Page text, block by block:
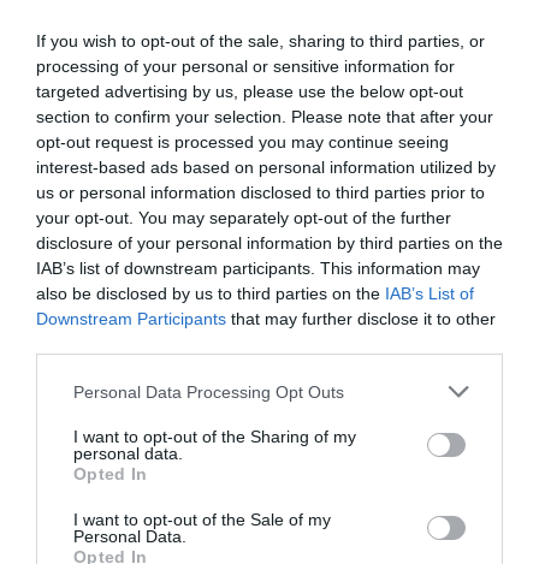
If you wish to opt-out of the sale, sharing to third parties, or
processing of your personal or sensitive information for
targeted advertising by us, please use the below opt-out
section to confirm your selection. Please note that after your
opt-out request is processed you may continue seeing
interest-based ads based on personal information utilized by
us or personal information disclosed to third parties prior to
your opt-out. You may separately opt-out of the further
disclosure of your personal information by third parties on the
IAB’s list of downstream participants. This information may
also be disclosed by us to third parties on the IAB’s List of
Downstream Participants that may further disclose it to other
Personal Data Processing Opt Outs
I want to opt-out of the Sharing of my
personal data.
Opted In
I want to opt-out of the Sale of my
Personal Data.
Opted In
με σπουδαίους
ερμηνευτές στο
Ηρώδειο
ΜΟΥΣΙΚΗ / ΜΟΥΣΙΚΑ ΝΕΑ
Ο Γιώργος και ο
Νίκος Στρατάκης
στην Κόνιτσα
ΦΕΣΤΙΒΑΛ / ΝΕΑ
Το 14ο Φεστιβάλ
Δρόμου